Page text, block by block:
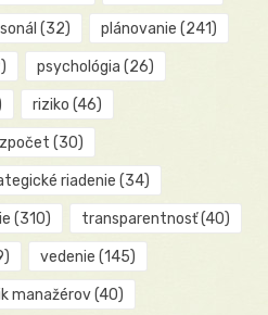
(32) plánovanie (241)
psychológia (26)
riziko (46)
(30)
riadenie (34)
(310) transparentnosť(40)
vedenie (145)
manažérov(40)